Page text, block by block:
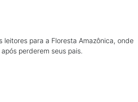
leitores para a Floresta Amazônica, onde
perderem seus pais.